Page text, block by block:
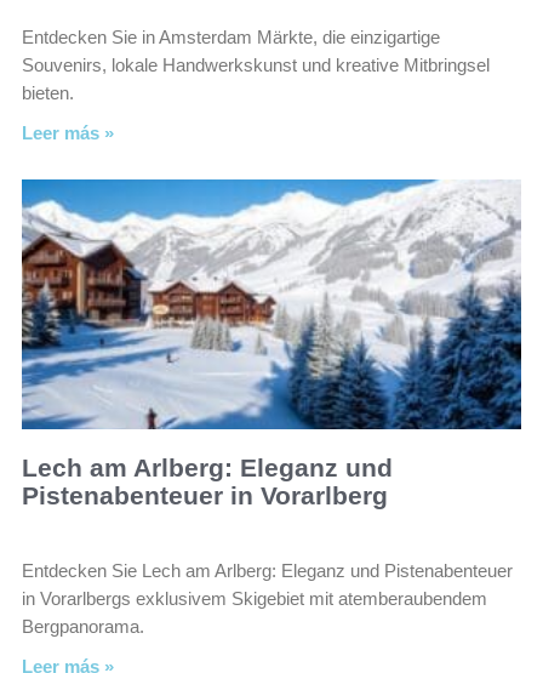
Entdecken Sie in Amsterdam Märkte, die einzigartige
Souvenirs, lokale Handwerkskunst und kreative Mitbringsel
bieten.
Leer más »
Lech am Arlberg: Eleganz und
Pistenabenteuer in Vorarlberg
Entdecken Sie Lech am Arlberg: Eleganz und Pistenabenteuer
in Vorarlbergs exklusivem Skigebiet mit atemberaubendem
Bergpanorama.
Leer más »